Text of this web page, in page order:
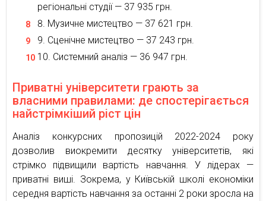
регіональні студії — 37 935 грн.
Музичне мистецтво — 37 621 грн.
Сценічне мистецтво — 37 243 грн.
Системний аналіз — 36 947 грн.
Приватні університети грають за
власними правилами: де спостерігається
найстрімкіший ріст цін
Аналіз конкурсних пропозицій 2022-2024 року
дозволив виокремити десятку університетів, які
стрімко підвищили вартість навчання. У лідерах —
приватні виші. Зокрема, у Київській школі економіки
середня вартість навчання за останні 2 роки зросла на